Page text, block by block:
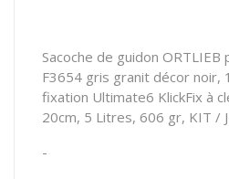
Sacoche de guidon ORTLIEB
F3654 gris granit décor noir,
fixation Ultimate6 KlickFix à
20cm, 5 Litres, 606 gr, KIT /
-